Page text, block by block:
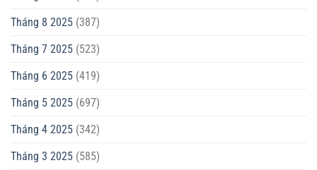
Tháng 8 2025 (387)
Tháng 7 2025 (523)
Tháng 6 2025 (419)
Tháng 5 2025 (697)
Tháng 4 2025 (342)
Tháng 3 2025 (585)